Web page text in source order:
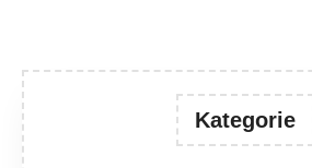
Kategorie